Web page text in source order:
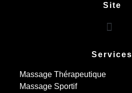
Site
Services
Massage Thérapeutique
Massage Sportif